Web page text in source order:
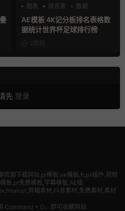
图表
排名表 数据
AE模板 4K记分板排名表格数
据统计世界杯足球排行榜
2周前
先 登录
资源下载网站,pr模板,ae模板,fcpx插件,视频
板,pr免费模板,字幕模板,AE插
剪辑素材,抖音素材,免费素材,素材
Command + D，即可收藏网站